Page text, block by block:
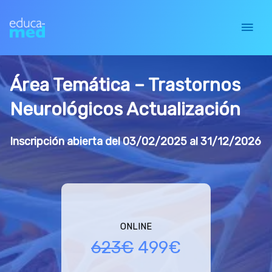
contenido
Área Temática – Trastornos
Neurológicos Actualización
Inscripción abierta del 03/02/2025 al 31/12/2026
ONLINE
623€ El
499€